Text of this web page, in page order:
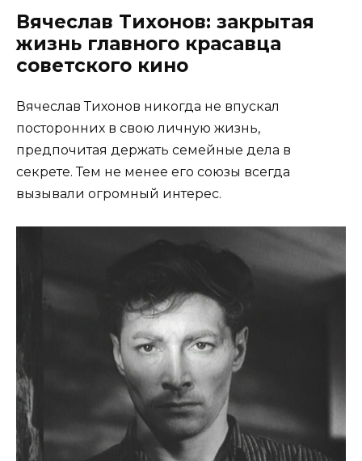
Вячеслав Тихонов: закрытая
жизнь главного красавца
советского кино
Вячеслав Тихонов никогда не впускал
посторонних в свою личную жизнь,
предпочитая держать семейные дела в
секрете. Тем не менее его союзы всегда
вызывали огромный интерес.